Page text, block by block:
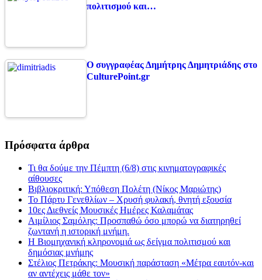
πολιτισμού και…
Ο συγγραφέας Δημήτρης Δημητριάδης στο
CulturePoint.gr
Πρόσφατα άρθρα
Τι θα δούμε την Πέμπτη (6/8) στις κινηματογραφικές
αίθουσες
Βιβλιοκριτική: Υπόθεση Πολέτη (Νίκος Μαριώτης)
Το Πάρτυ Γενεθλίων – Χρυσή φυλακή, θνητή εξουσία
10ες Διεθνείς Μουσικές Ημέρες Καλαμάτας
Αιμίλιος Σαμόλης: Προσπαθώ όσο μπορώ να διατηρηθεί
ζωντανή η ιστορική μνήμη.
Η Βιομηχανική κληρονομιά ως δείγμα πολιτισμού και
δημόσιας μνήμης
Στέλιος Πετράκης: Μουσική παράσταση «Μέτρα εαυτόν-και
αν αντέχεις μάθε τον»